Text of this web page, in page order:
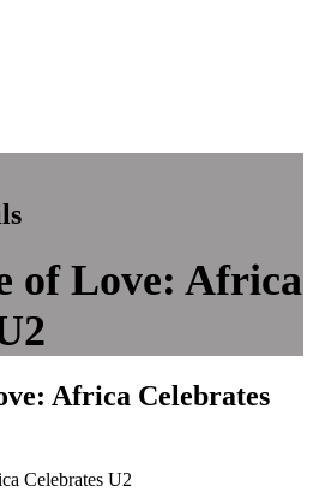
of Love: Africa
Africa Celebrates